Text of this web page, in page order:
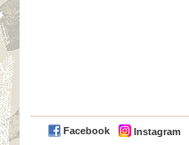
Facebook Instagram